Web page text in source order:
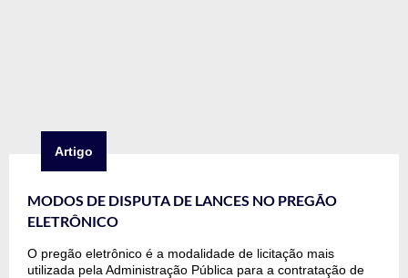
Artigo
MODOS DE DISPUTA DE LANCES NO PREGÃO
ELETRÔNICO
O pregão eletrônico é a modalidade de licitação mais
utilizada pela Administração Pública para a contratação de